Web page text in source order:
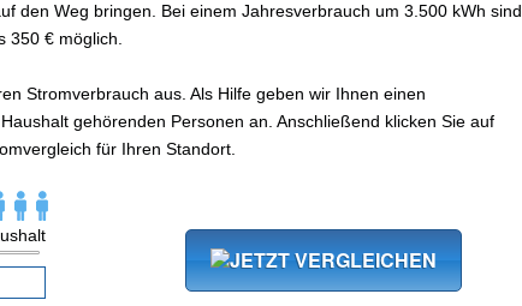
den Weg bringen. Bei einem Jahresverbrauch um 3.500 kWh sind
350 € möglich.
Stromverbrauch aus. Als Hilfe geben wir Ihnen einen
gehörenden Personen an. Anschließend klicken Sie auf
für Ihren Standort.